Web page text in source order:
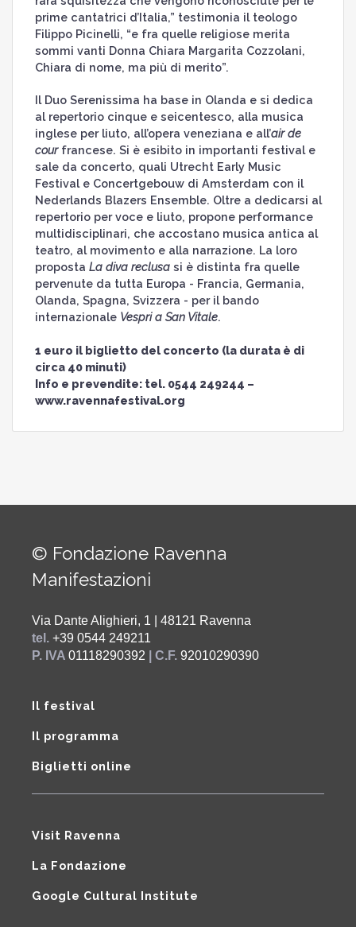
prime cantatrici d’Italia,” testimonia il teologo
Filippo Picinelli, “e fra quelle religiose merita
sommi vanti Donna Chiara Margarita Cozzolani,
Chiara di nome, ma più di merito”.
Il Duo Serenissima ha base in Olanda e si dedica
al repertorio cinque e seicentesco, alla musica
inglese per liuto, all’opera veneziana e all’air de
courfrancese. Si è esibito in importanti festival e
sale da concerto, quali Utrecht Early Music
Festival e Concertgebouw di Amsterdam con il
Nederlands Blazers Ensemble. Oltre a dedicarsi al
repertorio per voce e liuto, propone performance
multidisciplinari, che accostano musica antica al
teatro, al movimento e alla narrazione. La loro
proposta La diva reclusasi è distinta fra quelle
pervenute da tutta Europa - Francia, Germania,
Olanda, Spagna, Svizzera - per il bando
internazionale Vespri a San Vitale.
1 euro il biglietto del concerto (la durata è di
circa 40 minuti)
Info e prevendite: tel. 0544 249244 –
www.ravennafestival.org
© Fondazione Ravenna
Manifestazioni
Via Dante Alighieri, 1 | 48121 Ravenna
tel. +39 0544 249211
P. IVA 01118290392 | C.F. 92010290390
Il festival
Il programma
Biglietti online
Visit Ravenna
La Fondazione
Google Cultural Institute